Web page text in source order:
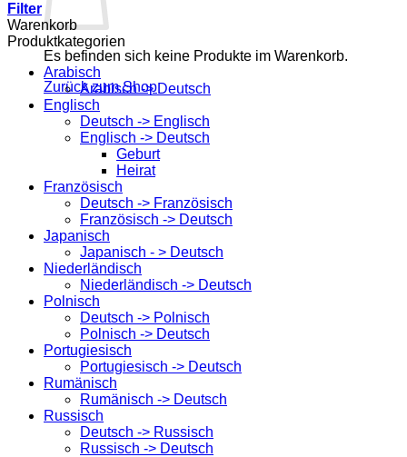
Es befinden sich keine Produkte im Warenkorb.
Zurück zum Shop
Filter
Warenkorb
Produktkategorien
Arabisch
Arabisch -> Deutsch
Englisch
Deutsch -> Englisch
Englisch -> Deutsch
Geburt
Heirat
Französisch
Deutsch -> Französisch
Französisch -> Deutsch
Japanisch
Japanisch - > Deutsch
Niederländisch
Niederländisch -> Deutsch
Polnisch
Deutsch -> Polnisch
Polnisch -> Deutsch
Portugiesisch
Portugiesisch -> Deutsch
Rumänisch
Rumänisch -> Deutsch
Russisch
Deutsch -> Russisch
Russisch -> Deutsch